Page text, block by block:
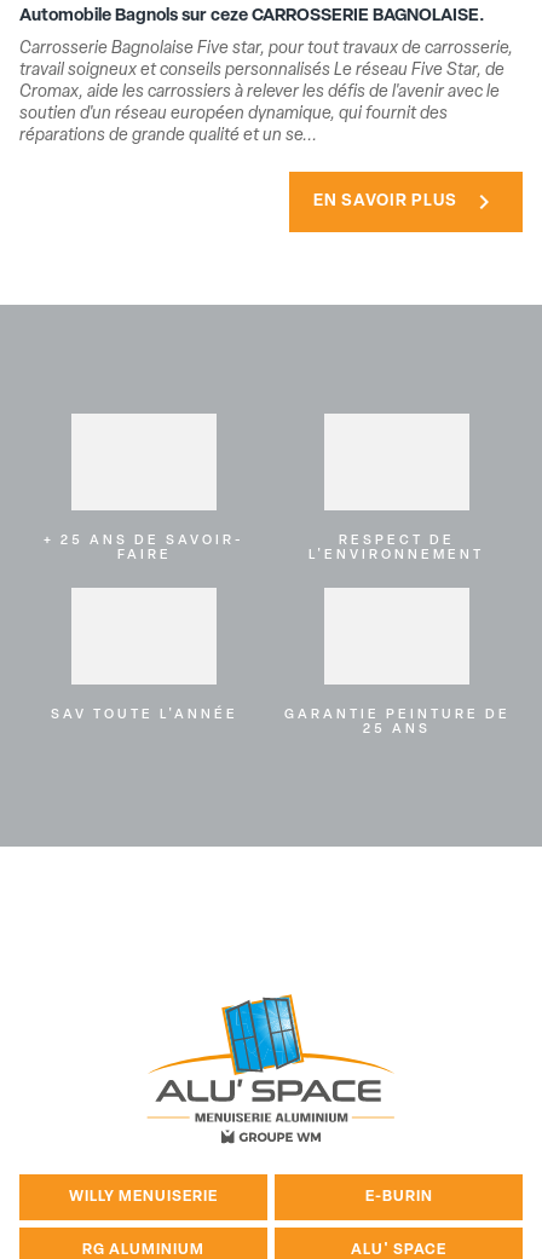
Automobile Bagnols sur ceze CARROSSERIE BAGNOLAISE.
Carrosserie Bagnolaise Five star, pour tout travaux de carrosserie,
travail soigneux et conseils personnalisés Le réseau Five Star, de
Cromax, aide les carrossiers à relever les défis de l'avenir avec le
soutien d'un réseau européen dynamique, qui fournit des
réparations de grande qualité et un se...
EN SAVOIR PLUS chevron_right
+ 25 ANS DE SAVOIR-
FAIRE
RESPECT DE
L'ENVIRONNEMENT
SAV TOUTE L'ANNÉE
GARANTIE PEINTURE DE
25 ANS
WILLY MENUISERIE E-BURIN
RG ALUMINIUM ALU' SPACE